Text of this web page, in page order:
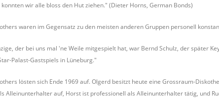
wir alle bloss den Hut ziehen." (Dieter Horns, German Bonds)
waren im Gegensatz zu den meisten anderen Gruppen personell
der bei uns mal 'ne Weile mitgespielt hat, war Bernd Schulz, der später
Palast-Gastspiels in Lüneburg."
lösten sich Ende 1969 auf. Olgerd besitzt heute eine Grossraum-
Alleinunterhalter auf, Horst ist professionell als Alleinunterhalter tätig, und